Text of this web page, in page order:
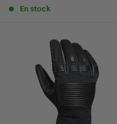
venta
En stock